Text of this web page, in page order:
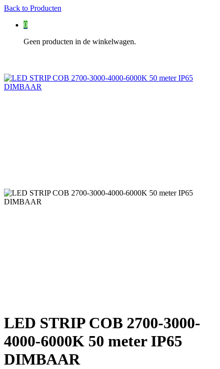
Back to Producten
0
Geen producten in de winkelwagen.
LED STRIP COB 2700-3000-
4000-6000K 50 meter IP65
DIMBAAR